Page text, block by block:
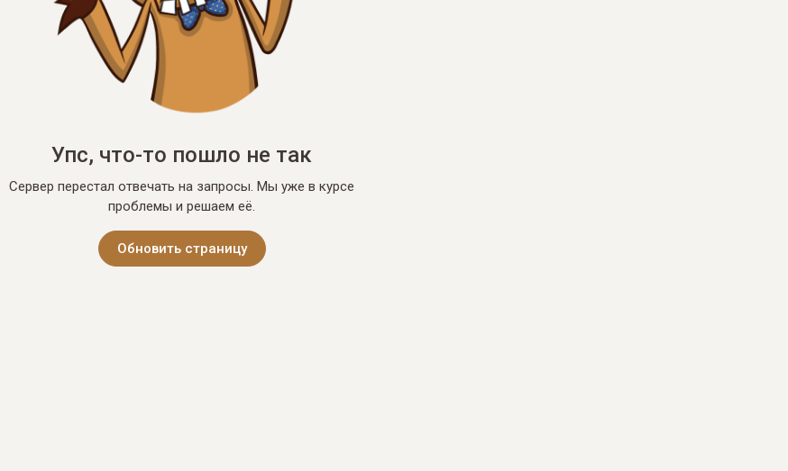
Упс, что-то пошло не так
Сервер перестал отвечать на запросы. Мы уже в курсе
проблемы и решаем её.
Обновить страницу